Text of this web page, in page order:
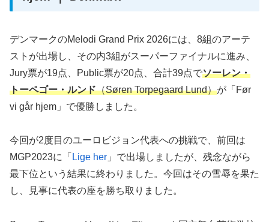
デンマークのMelodi Grand Prix 2026には、8組のアーテ
ストが出場し、その内3組がスーパーファイナルに進み、
Jury票が19点、Public票が20点、合計39点でソーレン・
トーペゴー・ルンド（Søren Torpegaard Lund）が「Før
vi går hjem」で優勝しました。
今回が2度目のユーロビジョン代表への挑戦で、前回は
MGP2023に「 Lige her 」で出場しましたが、残念ながら
最下位という結果に終わりました。今回はその雪辱を果た
し、見事に代表の座を勝ち取りました。